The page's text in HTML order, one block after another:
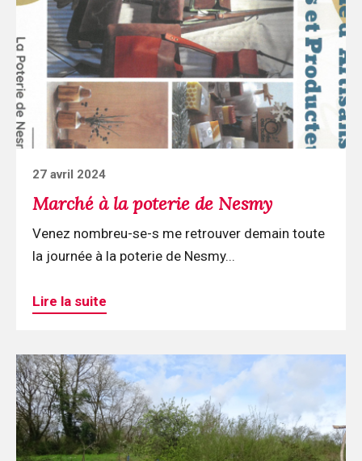
Marché
la
poterie
de
Nesmy
Posted
on
27 avril 2024
Marché à la poterie de Nesmy
Venez nombreu-se-s me retrouver demain toute
la journée à la poterie de Nesmy...
Lire la suite
Continuer
la
lecture
Certification
AB